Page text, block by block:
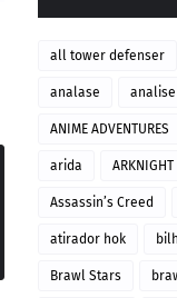
all tower defenser
analase analise
ANIME ADVENTURES
arida ARKNIGHT
Assassin’s Creed
atirador hok
Brawl Stars